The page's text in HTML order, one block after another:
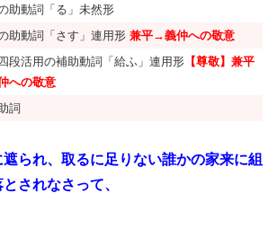
助動詞「る」未然形
助動詞「さす」連用形 兼平→義仲への敬意
段活用の補助動詞「給ふ」連用形 【尊敬】兼平
への敬意
詞
遮られ、取るに足りない誰かの家来に組
されなさって、